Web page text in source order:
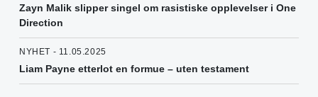
Zayn Malik slipper singel om rasistiske opplevelser i One
Direction
NYHET - 11.05.2025
Liam Payne etterlot en formue – uten testament